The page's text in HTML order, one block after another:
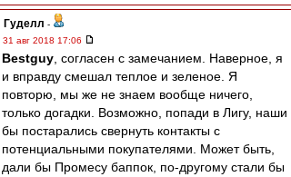
Гуделл -
31 авг 2018 17:06
Bestguy , согласен с замечанием. Наверное, я
и вправду смешал теплое и зеленое. Я
повторю, мы же не знаем вообще ничего,
только догадки. Возможно, попади в Лигу, наши
бы постарались свернуть контакты с
потенциальными покупателями. Может быть,
дали бы Промесу баппок, по-другому стали бы